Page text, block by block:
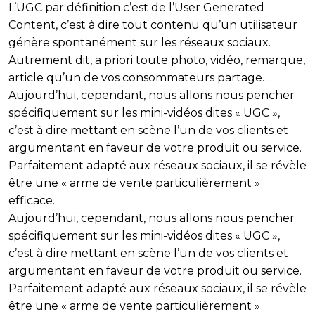
L’UGC par définition c’est de l’User Generated
Content, c’est à dire tout contenu qu’un utilisateur
génère spontanément sur les réseaux sociaux.
Autrement dit, a priori toute photo, vidéo, remarque,
article qu’un de vos consommateurs partage…
Aujourd’hui, cependant, nous allons nous pencher
spécifiquement sur les mini-vidéos dites « UGC »,
c’est à dire mettant en scène l’un de vos clients et
argumentant en faveur de votre produit ou service.
Parfaitement adapté aux réseaux sociaux, il se révèle
être une « arme de vente particulièrement »
efficace.
Aujourd’hui, cependant, nous allons nous pencher
spécifiquement sur les mini-vidéos dites « UGC »,
c’est à dire mettant en scène l’un de vos clients et
argumentant en faveur de votre produit ou service.
Parfaitement adapté aux réseaux sociaux, il se révèle
être une « arme de vente particulièrement »